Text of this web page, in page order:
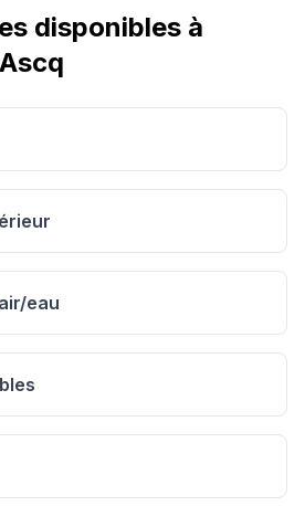
disponibles à
eau